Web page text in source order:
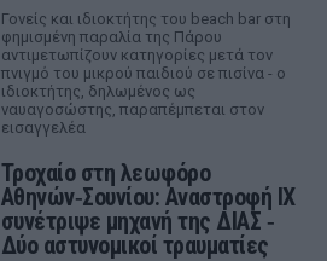
Γονείς και ιδιοκτήτης του beach bar στη
φημισμένη παραλία της Πάρου
αντιμετωπίζουν κατηγορίες μετά τον
πνιγμό του μικρού παιδιού σε πισίνα - ο
ιδιοκτήτης, δηλωμένος ως
ναυαγοσώστης, παραπέμπεται στον
εισαγγελέα
Τροχαίο στη λεωφόρο
Αθηνών‑Σουνίου: Αναστροφή ΙΧ
συνέτριψε μηχανή της ΔΙΑΣ ‑
Δύο αστυνομικοί τραυματίες